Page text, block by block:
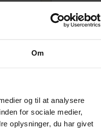
Om
og til at analysere
for sociale medier,
oplysninger, du har givet
På lager